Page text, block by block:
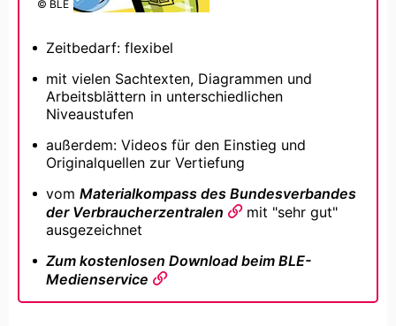
© BLE
Zeitbedarf: flexibel
mit vielen Sachtexten, Diagrammen und
Arbeitsblättern in unterschiedlichen
Niveaustufen
außerdem: Videos für den Einstieg und
Originalquellen zur Vertiefung
vom Materialkompass des Bundesverbandes
der Verbraucherzentralen
mit "sehr gut"
ausgezeichnet
Zum kostenlosen Download beim BLE-
Medienservice